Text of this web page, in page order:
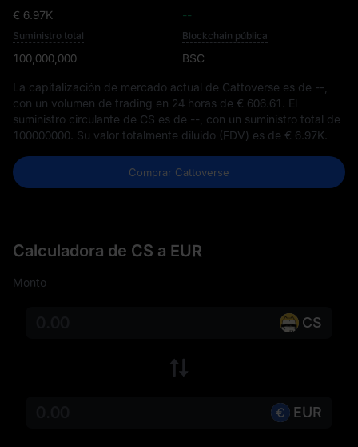
€ 6.97K --
Suministro total
100,000,000
Blockchain pública
BSC
La capitalización de mercado actual de Cattoverse es de --
con un volumen de trading en 24 horas de € 606.61
. El
suministro circulante de CS es de -- , con un suministro total de
100000000 . Su valor totalmente diluido (FDV) es de € 6.97K
Comprar Cattoverse
Calculadora de CS a EUR
Monto
CS
EUR